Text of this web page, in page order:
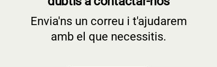
Envia'ns un correu i t'ajudarem
amb el que necessitis.